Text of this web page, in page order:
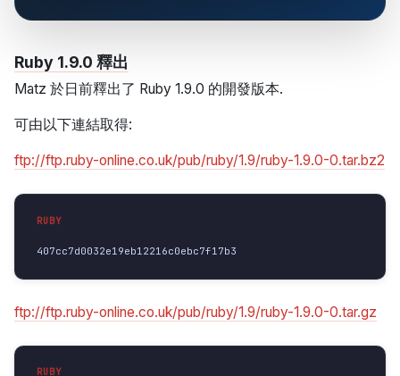
Ruby 1.9.0 釋出
Matz 於日前釋出了 Ruby 1.9.0 的開發版本.
可由以下連結取得:
ftp://ftp.ruby-online.co.uk/pub/ruby/1.9/ruby-1.9.0-0.tar.bz2
407cc7d0032e19eb12216c0ebc7f17b3
ftp://ftp.ruby-online.co.uk/pub/ruby/1.9/ruby-1.9.0-0.tar.gz